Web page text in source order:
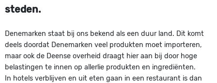
steden.
Denemarken staat bij ons bekend als een duur land. Dit komt
deels doordat Denemarken veel produkten moet importeren,
maar ook de Deense overheid draagt hier aan bij door hoge
belastingen te innen op allerlie produkten en ingrediënten.
In hotels verblijven en uit eten gaan in een restaurant is dan